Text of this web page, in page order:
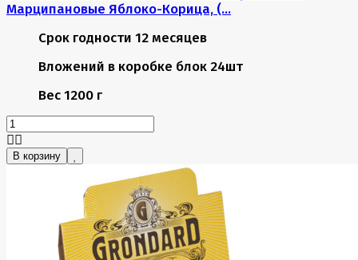
Марципановые Яблоко-Корица, (...
Срок годности 12 месяцев
Вложений в коробке блок 24шт
Вес 1200 г
В корзину